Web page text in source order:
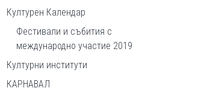
Културен Календар
Фестивали и събития с
международно участие 2019
Културни институти
КАРНАВАЛ